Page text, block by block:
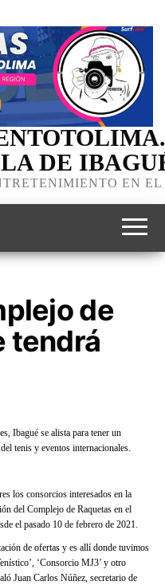
DE
EN
de
tendrá
Ibagué se alista para tener un
tenis y eventos internacionales.
los consorcios interesados en la
del Complejo de Raquetas en el
el pasado 10 de febrero de 2021.
de ofertas y es allí donde tuvimos
‘Consorcio MJ3’ y otro
Juan Carlos Núñez, secretario de